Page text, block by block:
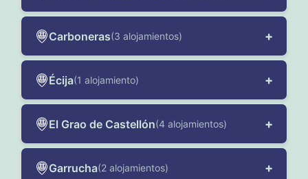
Carboneras(3 alojamientos) +
Écija(1 alojamiento) +
El Grao de Castellón(4 alojamientos) +
Garrucha(2 alojamientos) +